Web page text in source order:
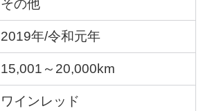
その他
2019年/令和元年
15,001～20,000km
ワインレッド